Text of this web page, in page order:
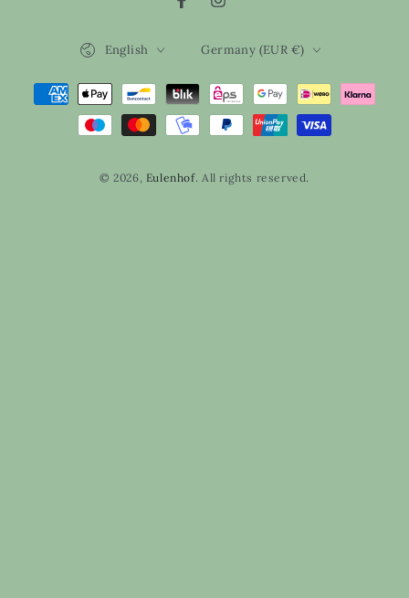
FacebookInstagram
© 2026, Eulenhof. All rights reserved.
English Germany (EUR €)
Payment
methods